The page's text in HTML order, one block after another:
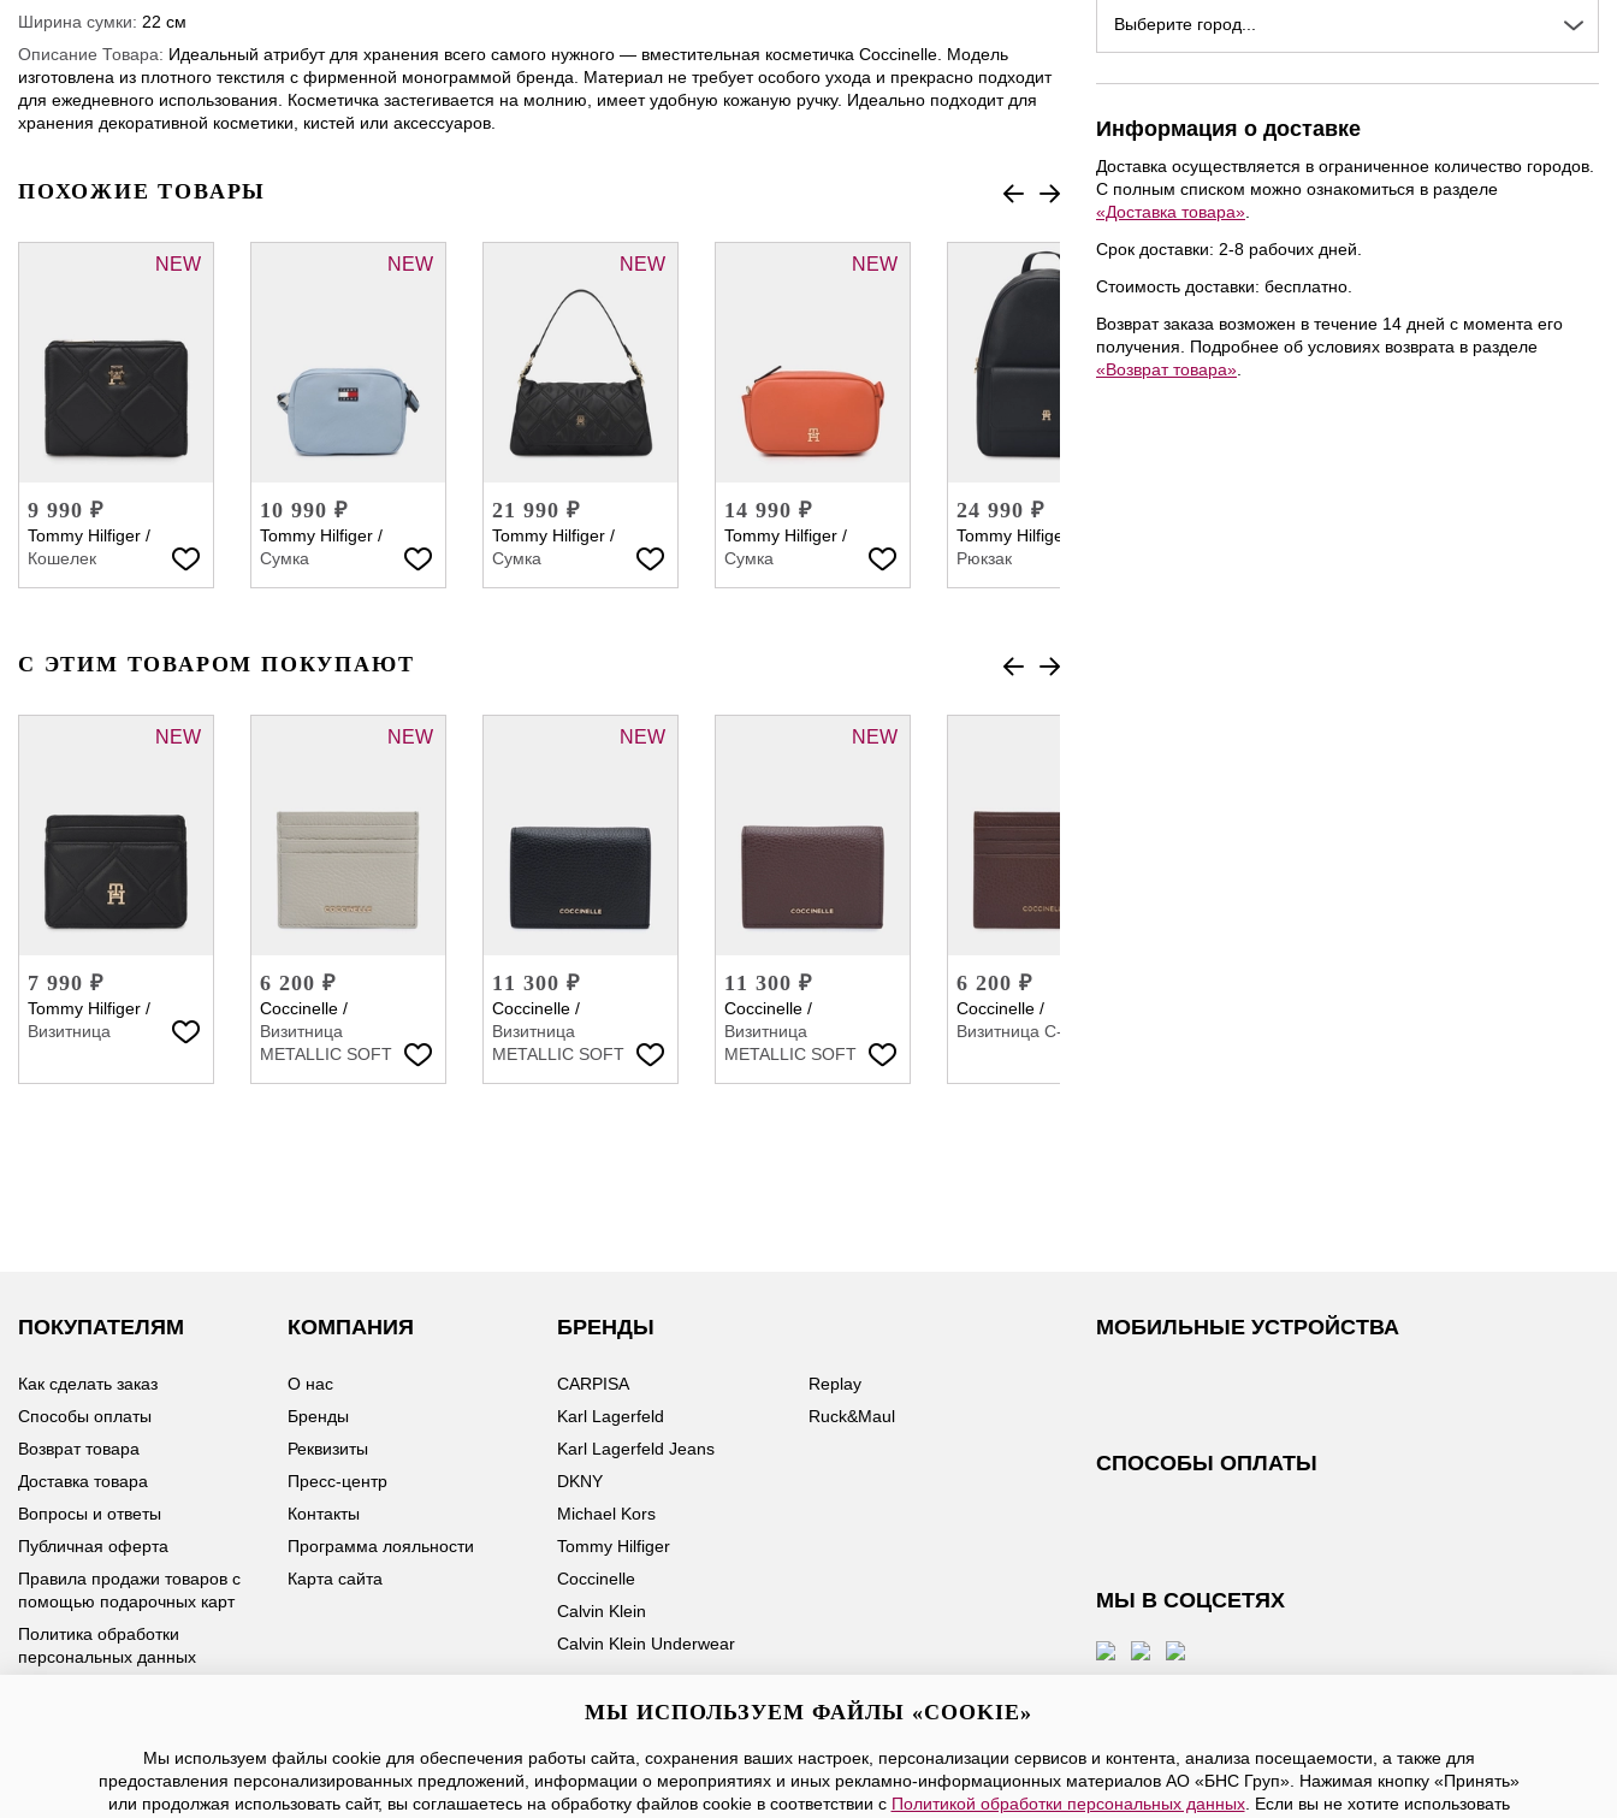
Ширина сумки: 22 см
Описание Товара: Идеальный атрибут для хранения всего самого нужного — вместительная косметичка Coccinelle. Модель
изготовлена из плотного текстиля с фирменной монограммой бренда. Материал не требует особого ухода и прекрасно подходит
для ежедневного использования. Косметичка застегивается на молнию, имеет удобную кожаную ручку. Идеально подходит для
хранения декоративной косметики, кистей или аксессуаров.
ПОХОЖИЕ ТОВАРЫ
NEW
9 990 ₽
Tommy Hilfiger /
Кошелек
NEW
10 990 ₽
Tommy Hilfiger /
Сумка
NEW
21 990 ₽
Tommy Hilfiger /
Сумка
NEW
14 990 ₽
Tommy Hilfiger /
Сумка
NEW
24 990 ₽
Tommy Hilfiger
Рюкзак
NEW
С ЭТИМ ТОВАРОМ ПОКУПАЮТ
NEW
7 990 ₽
Tommy Hilfiger /
Визитница
NEW
6 200 ₽
Coccinelle /
Визитница
METALLIC SOFT
NEW
11 300 ₽
Coccinelle /
Визитница
METALLIC SOFT
NEW
11 300 ₽
Coccinelle /
Визитница
METALLIC SOFT
6 200 ₽
Coccinelle /
Визитница C-ME
Выберите город...
Информация о доставке
Доставка осуществляется в ограниченное количество городов.
С полным списком можно ознакомиться в разделе
«Доставка товара»
Срок доставки: 2-8 рабочих дней.
Стоимость доставки: бесплатно.
Возврат заказа возможен в течение 14 дней с момента его
получения. Подробнее об условиях возврата в разделе
«Возврат товара»
ПОКУПАТЕЛЯМ
Как сделать заказ
Способы оплаты
Возврат товара
Доставка товара
Вопросы и ответы
Публичная оферта
Правила продажи товаров с
помощью подарочных карт
Политика обработки
персональных данных
КОМПАНИЯ
О нас
Бренды
Реквизиты
Пресс-центр
Контакты
Программа лояльности
Карта сайта
БРЕНДЫ
CARPISA
Karl Lagerfeld
Karl Lagerfeld Jeans
DKNY
Michael Kors
Tommy Hilfiger
Coccinelle
Calvin Klein
Calvin Klein Underwear
Replay
Ruck&Maul
МОБИЛЬНЫЕ УСТРОЙСТВА
СПОСОБЫ ОПЛАТЫ
МЫ В СОЦСЕТЯХ
У вас возникли вопросы?
Позвоните нам по телефону8 800 100 93 39или заполните
форму, мы обязательно с вами свяжемся
Ваше имя Email
Нажимая на кнопку «Отправить», вы принимаете условияПубличной оферты, даетесогласие на обработку персональных данных
МЫ ИСПОЛЬЗУЕМ ФАЙЛЫ «COOKIE»
Мы используем файлы cookie для обеспечения работы сайта, сохранения ваших настроек, персонализации сервисов и контента, анализа посещаемости, а также для
предоставления персонализированных предложений, информации о мероприятиях и иных рекламно-информационных материалов АО «БНС Груп». Нажимая кнопку «Принять»
или продолжая использовать сайт, вы соглашаетесь на обработку файлов cookie в соответствии с Политикой обработки персональных данных. Если вы не хотите использовать